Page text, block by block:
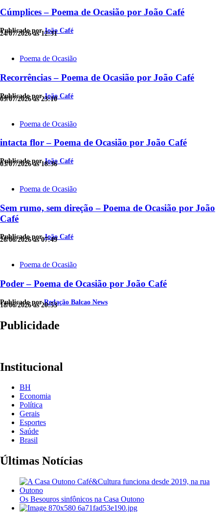
Cúmplices – Poema de Ocasião por João Café
Publicado porJoão Café
24/07/2026 às 12:31
Poema de Ocasião
Recorrências – Poema de Ocasião por João Café
Publicado porJoão Café
09/07/2026 às 23:10
Poema de Ocasião
intacta flor – Poema de Ocasião por João Café
Publicado porJoão Café
03/07/2026 às 18:36
Poema de Ocasião
Sem rumo, sem direção – Poema de Ocasião por João
Café
Publicado porJoão Café
26/06/2026 às 07:49
Poema de Ocasião
Poder – Poema de Ocasião por João Café
Publicado porRedação Balcao News
18/06/2026 às 20:53
Publicidade
Institucional
BH
Economia
Política
Gerais
Esportes
Saúde
Brasil
Últimas Notícias
Os Besouros sinfônicos na Casa Outono